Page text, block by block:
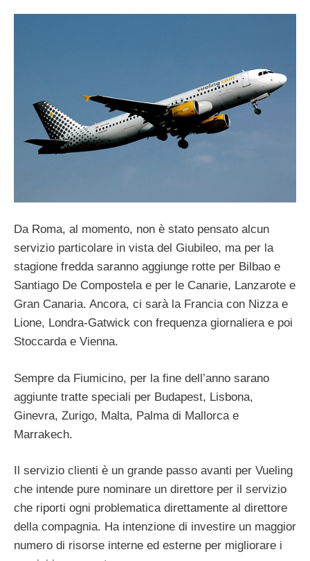
Da Roma, al momento, non è stato pensato alcun
servizio particolare in vista del Giubileo, ma per la
stagione fredda saranno aggiunge rotte per Bilbao e
Santiago De Compostela e per le Canarie, Lanzarote e
Gran Canaria. Ancora, ci sarà la Francia con Nizza e
Lione, Londra-Gatwick con frequenza giornaliera e poi
Stoccarda e Vienna.
Sempre da Fiumicino, per la fine dell’anno sarano
aggiunte tratte speciali per Budapest, Lisbona,
Ginevra, Zurigo, Malta, Palma di Mallorca e
Marrakech.
Il servizio clienti è un grande passo avanti per Vueling
che intende pure nominare un direttore per il servizio
che riporti ogni problematica direttamente al direttore
della compagnia. Ha intenzione di investire un maggior
numero di risorse interne ed esterne per migliorare i